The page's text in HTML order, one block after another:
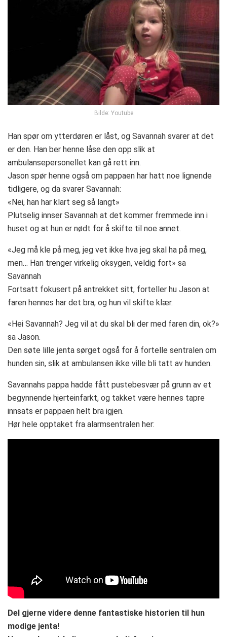
Bilde: Youtube
Han spør om ytterdøren er låst, og Savannah svarer at det
er den. Han ber henne låse den opp slik at
ambulansepersonellet kan gå rett inn.
Jason spør henne også om pappaen har hatt noe lignende
tidligere, og da svarer Savannah:
«Nei, han har klart seg så langt»
Plutselig innser Savannah at det kommer fremmede inn i
huset og at hun er nødt for å skifte til noe annet.
«Jeg må kle på meg, jeg vet ikke hva jeg skal ha på meg,
men… Han trenger virkelig oksygen, veldig fort» sa
Savannah
Fortsatt fokusert på antrekket sitt, forteller hu Jason at
faren hennes har det bra, og hun vil skifte klær.
«Hei Savannah? Jeg vil at du skal bli der med faren din, ok?»
sa Jason.
Den søte lille jenta sørget også for å fortelle sentralen om
hunden sin, slik at ambulansen ikke ville bli tatt av hunden.
Savannahs pappa hadde fått pustebesvær på grunn av et
begynnende hjerteinfarkt, og takket være hennes tapre
innsats er pappaen helt bra igjen.
Hør hele opptaket fra alarmsentralen her:
Del gjerne videre denne fantastiske historien til hun
modige jenta!